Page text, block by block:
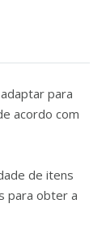
para
acordo com
de itens
para obter a